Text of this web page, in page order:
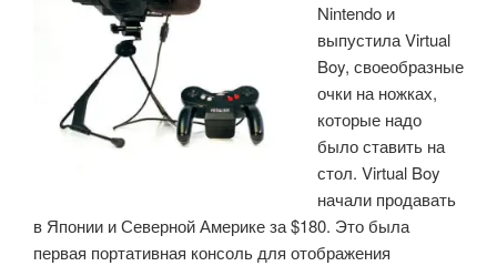
Nintendo и
выпустила Virtual
Boy, своеобразные
очки на ножках,
которые надо
было ставить на
стол. Virtual Boy
начали продавать
в Японии и Северной Америке за $180. Это была
первая портативная консоль для отображения